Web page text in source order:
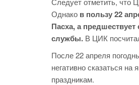
Однако в пользу 22
Пасха, а
службы. В ЦИК
После 22 апреля
негативно сказаться на
праздникам.